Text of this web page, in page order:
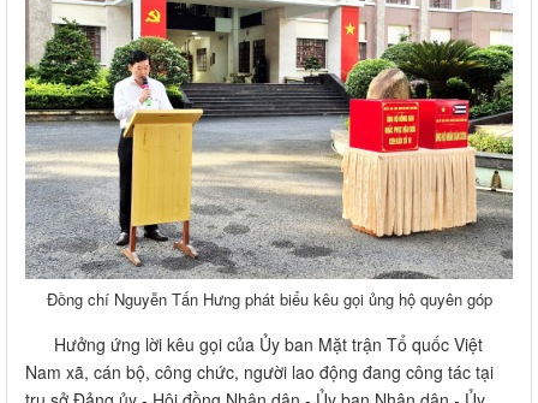
Đồng chí Nguyễn Tấn Hưng phát biểu kêu gọi ủng hộ quyên góp
Hưởng ứng lời kêu gọi của Ủy ban Mặt trận Tổ quốc Việt
Nam xã, cán bộ, công chức, người lao động đang công tác tại
trụ sở Đảng ủy - Hội đồng Nhân dân - Ủy ban Nhân dân - Ủy
ban Mặt trận Tổ quốc Việt Nam xã Long Thành đã tích cực
tham gia quyên góp với tinh thần tự nguyện, trách nhiệm và sẻ
chia. Mỗi tấm lòng, dù lớn hay nhỏ, đều chứa đựng tình cảm
sâu nặng, thể hiện tinh thần nhân ái, đoàn kết của con người
Việt Nam trong hoạn nạn, khó khăn.